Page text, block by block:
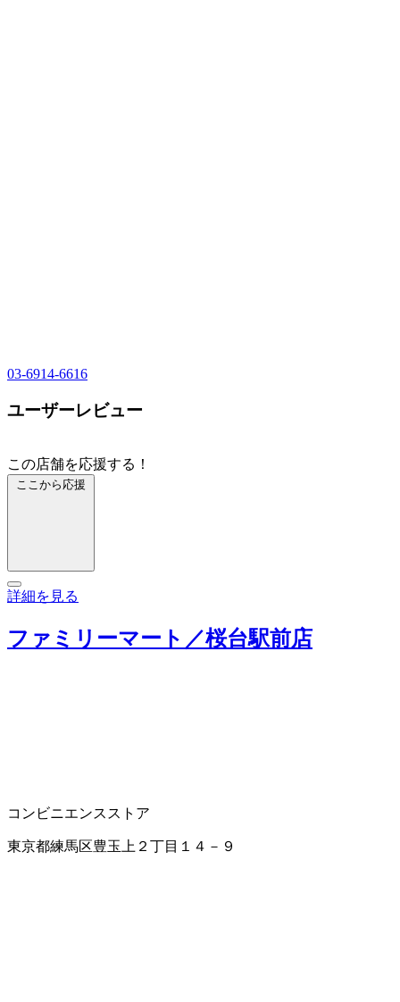
03-6914-6616
ユーザーレビュー
この店舗を応援する！
ここから応援
詳細を見る
ファミリーマート／桜台駅前店
コンビニエンスストア
東京都練馬区豊玉上２丁目１４－９